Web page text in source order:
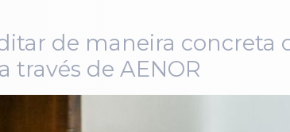
de maneira
través de AENOR